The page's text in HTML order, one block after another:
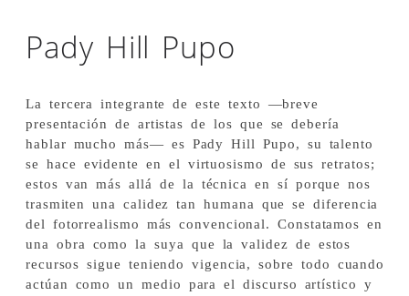
Pady Hill Pupo
La tercera integrante de este texto —breve
presentación de artistas de los que se debería
hablar mucho más— es Pady Hill Pupo, su talento
se hace evidente en el virtuosismo de sus retratos;
estos van más allá de la técnica en sí porque nos
trasmiten una calidez tan humana que se diferencia
del fotorrealismo más convencional. Constatamos en
una obra como la suya que la validez de estos
recursos sigue teniendo vigencia, sobre todo cuando
actúan como un medio para el discurso artístico y